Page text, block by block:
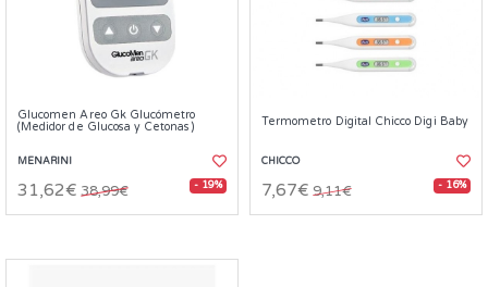
Glucomen Areo Gk Glucómetro
(Medidor de Glucosa y Cetonas)
MENARINI
31,62€ 38,99€ - 19%
Termometro Digital Chicco Digi Baby
CHICCO
7,67€ 9,11€ - 16%